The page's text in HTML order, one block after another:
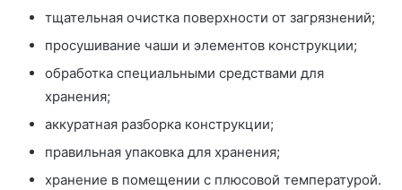
тщательная очистка поверхности от загрязнений;
просушивание чаши и элементов конструкции;
обработка специальными средствами для
хранения;
аккуратная разборка конструкции;
правильная упаковка для хранения;
хранение в помещении с плюсовой температурой.